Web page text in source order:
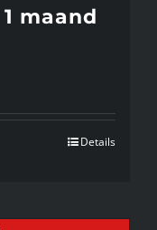
maand
Details